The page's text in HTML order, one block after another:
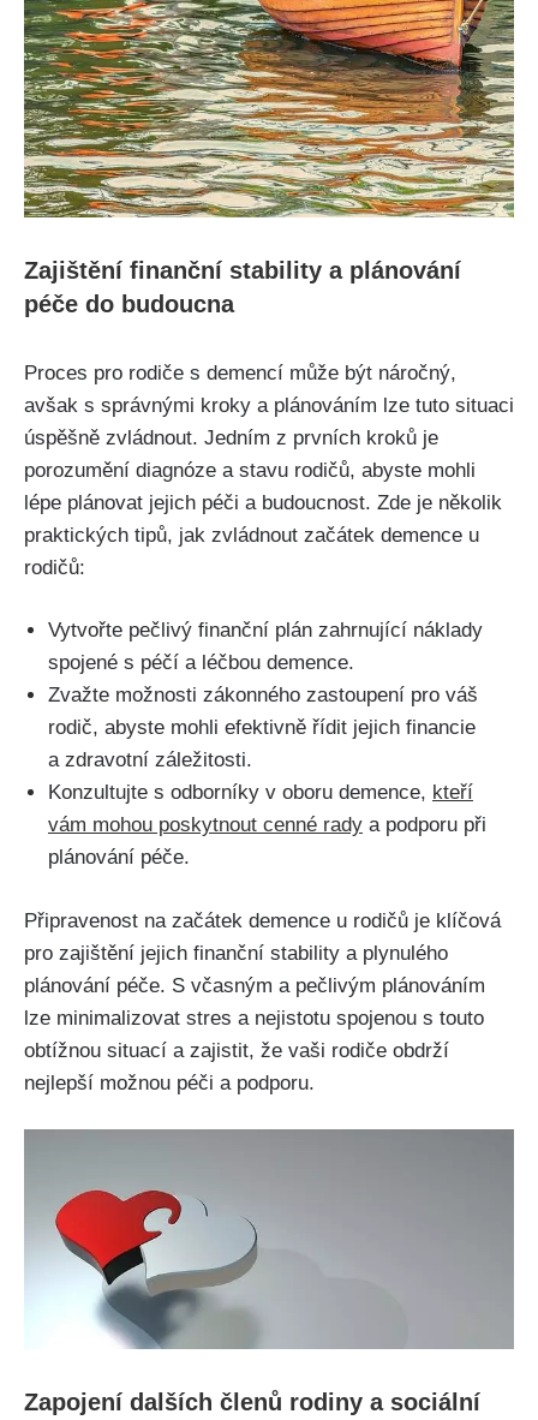
Zajištění finanční stability a plánování
péče do budoucna
Proces pro rodiče s demencí může být náročný,
avšak s správnými kroky a plánováním lze tuto situaci
úspěšně zvládnout. Jedním z prvních kroků je
porozumění diagnóze a stavu rodičů, abyste mohli
lépe plánovat jejich péči a budoucnost. Zde je několik
praktických tipů, jak zvládnout začátek demence u
rodičů:
Vytvořte pečlivý finanční plán zahrnující náklady
spojené s péčí a léčbou demence.
Zvažte možnosti zákonného zastoupení pro váš
rodič, abyste mohli efektivně řídit jejich financie
a zdravotní záležitosti.
Konzultujte s odborníky v oboru demence, kteří
vám mohou poskytnout cenné rady a podporu při
plánování péče.
Připravenost na začátek demence u rodičů je klíčová
pro zajištění jejich finanční stability a plynulého
plánování péče. S včasným a pečlivým plánováním
lze minimalizovat stres a nejistotu spojenou s touto
obtížnou situací a zajistit, že vaši rodiče obdrží
nejlepší možnou péči a podporu.
Zapojení dalších členů rodiny a sociální